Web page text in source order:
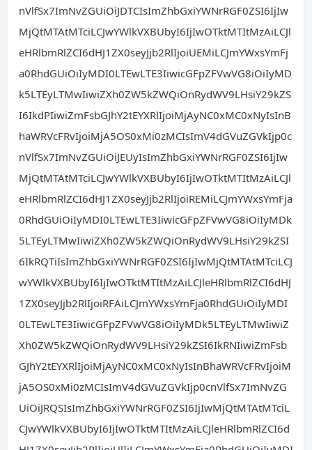
nVlfSx7ImNvZGUiOiJDTCIsImZhbGxiYWNrRGF0ZSI6IjIw
MjQtMTAtMTciLCJwYWlkVXBUbyI6IjIwOTktMTItMzAiLCJl
eHRlbmRlZCI6dHJ1ZX0seyJjb2RlIjoiUEMiLCJmYWxsYmFj
a0RhdGUiOiIyMDI0LTEwLTE3IiwicGFpZFVwVG8iOiIyMD
k5LTEyLTMwIiwiZXh0ZW5kZWQiOnRydWV9LHsiY29kZS
I6IkdPIiwiZmFsbGJhY2tEYXRlIjoiMjAyNC0xMC0xNyIsInB
haWRVcFRvIjoiMjA5OS0xMi0zMCIsImV4dGVuZGVkIjp0c
nVlfSx7ImNvZGUiOiJEUyIsImZhbGxiYWNrRGF0ZSI6IjIw
MjQtMTAtMTciLCJwYWlkVXBUbyI6IjIwOTktMTItMzAiLCJl
eHRlbmRlZCI6dHJ1ZX0seyJjb2RlIjoiREMiLCJmYWxsYmFja
0RhdGUiOiIyMDI0LTEwLTE3IiwicGFpZFVwVG8iOiIyMDk
5LTEyLTMwIiwiZXh0ZW5kZWQiOnRydWV9LHsiY29kZSI
6IkRQTiIsImZhbGxiYWNrRGF0ZSI6IjIwMjQtMTAtMTciLCJ
wYWlkVXBUbyI6IjIwOTktMTItMzAiLCJleHRlbmRlZCI6dHJ
1ZX0seyJjb2RlIjoiRFAiLCJmYWxsYmFja0RhdGUiOiIyMDI
0LTEwLTE3IiwicGFpZFVwVG8iOiIyMDk5LTEyLTMwIiwiZ
Xh0ZW5kZWQiOnRydWV9LHsiY29kZSI6IkRNIiwiZmFsb
GJhY2tEYXRlIjoiMjAyNC0xMC0xNyIsInBhaWRVcFRvIjoiM
jA5OS0xMi0zMCIsImV4dGVuZGVkIjp0cnVlfSx7ImNvZG
UiOiJRQSIsImZhbGxiYWNrRGF0ZSI6IjIwMjQtMTAtMTciL
CJwYWlkVXBUbyI6IjIwOTktMTItMzAiLCJleHRlbmRlZCI6d